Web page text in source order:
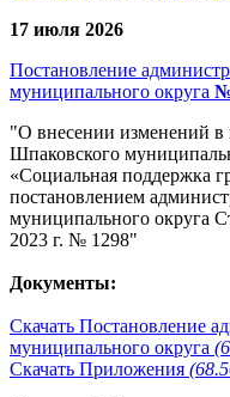
17 июля 2026
Постановление
муниципального округа
"О внесении изменений
Шпаковского
«Социальная поддержка
постановлением
муниципального округа
2023 г. № 1298"
Документы:
Скачать Постановление
муниципального округа
Скачать Приложения